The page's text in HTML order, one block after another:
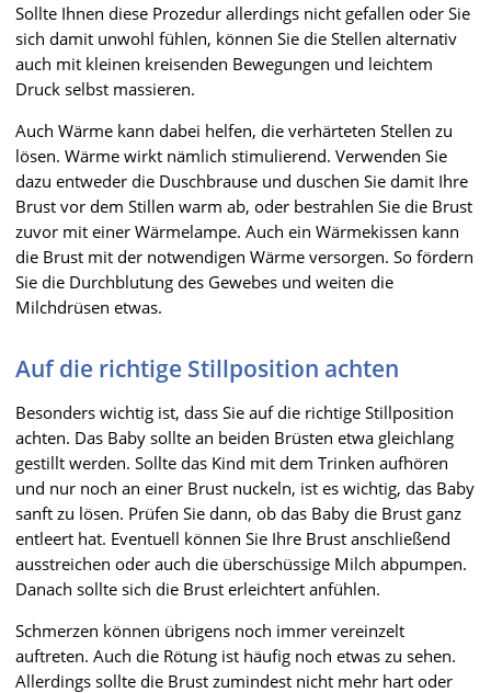
Sollte Ihnen diese Prozedur allerdings nicht gefallen oder Sie
sich damit unwohl fühlen, können Sie die Stellen alternativ
auch mit kleinen kreisenden Bewegungen und leichtem
Druck selbst massieren.
Auch Wärme kann dabei helfen, die verhärteten Stellen zu
lösen. Wärme wirkt nämlich stimulierend. Verwenden Sie
dazu entweder die Duschbrause und duschen Sie damit Ihre
Brust vor dem Stillen warm ab, oder bestrahlen Sie die Brust
zuvor mit einer Wärmelampe. Auch ein Wärmekissen kann
die Brust mit der notwendigen Wärme versorgen. So fördern
Sie die Durchblutung des Gewebes und weiten die
Milchdrüsen etwas.
Auf die richtige Stillposition achten
Besonders wichtig ist, dass Sie auf die richtige Stillposition
achten. Das Baby sollte an beiden Brüsten etwa gleichlang
gestillt werden. Sollte das Kind mit dem Trinken aufhören
und nur noch an einer Brust nuckeln, ist es wichtig, das Baby
sanft zu lösen. Prüfen Sie dann, ob das Baby die Brust ganz
entleert hat. Eventuell können Sie Ihre Brust anschließend
ausstreichen oder auch die überschüssige Milch abpumpen.
Danach sollte sich die Brust erleichtert anfühlen.
Schmerzen können übrigens noch immer vereinzelt
auftreten. Auch die Rötung ist häufig noch etwas zu sehen.
Allerdings sollte die Brust zumindest nicht mehr hart oder